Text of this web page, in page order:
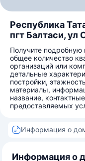
Республика
пгт Балтаси, ул
Получите
общее количество
организаций или
детальные
постройки,
материалы,
название,
предоставляемых
Информация о
Информация о